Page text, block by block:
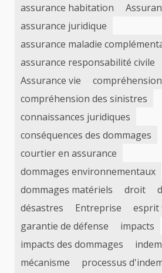
assurance habitation
assurance juridique
assurance maladie
assurance responsabilité civile
Assurance vie
compréhension
compréhension des sinistres
connaissances juridiques
conséquences des dommages
courtier en assurance
dommages environnementaux
dommages matériels
droit
désastres
Entreprise
esprit
garantie de défense
impacts
impacts des dommages
mécanisme
processus